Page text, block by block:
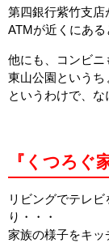
第四銀行紫竹支店
ATMが近くにある
他にも、コンビニ
東山公園というち
というわけで、な
『くつろぐ
リビングでテレ
り・・・
家族の様子をキッ